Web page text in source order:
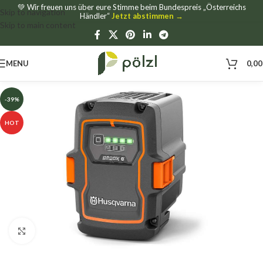
💚 Wir freuen uns über eure Stimme beim Bundespreis „Österreichs
Händler“ Jetzt abstimmen →
Skip to navigation
Skip to main content
MENU
-39%
HOT
Click to enlarge